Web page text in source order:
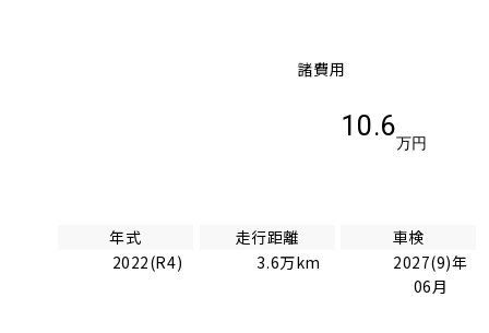
諸費用
10.6
万円
年式
2022(R4)
走行距離
3.6万km
車検
2027(9)年
06月